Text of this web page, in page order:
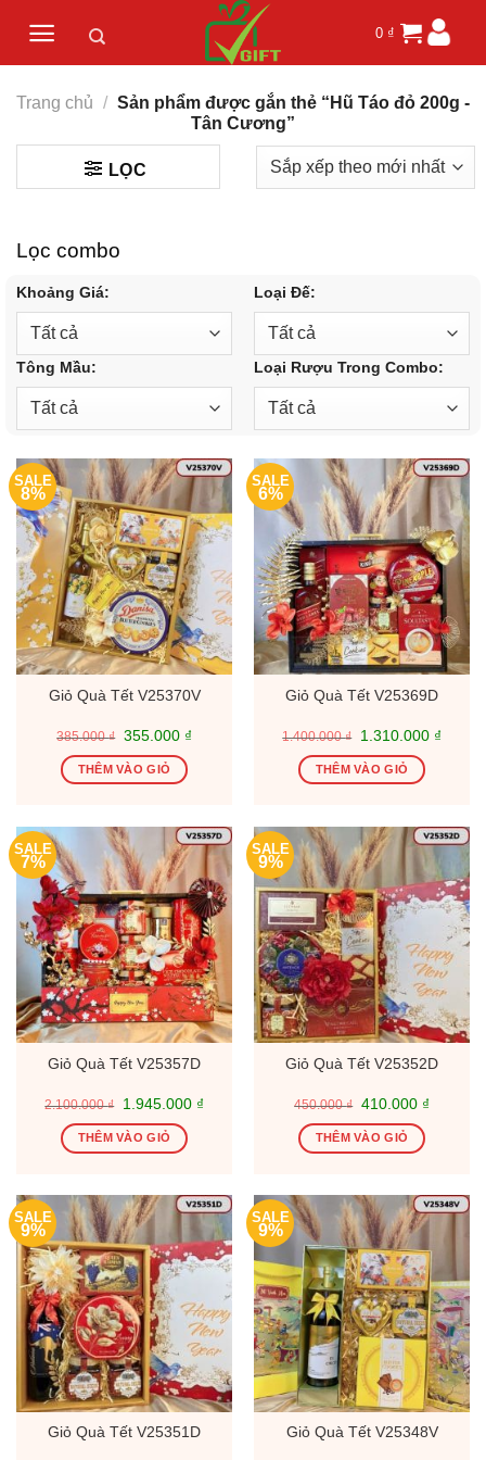
content
0 ₫
Trang chủ / Sản phẩm được gắn thẻ “Hũ Táo đỏ 200g -
Tân Cương”
LỌC
Lọc combo
Khoảng Giá: Loại Đế:
Tông Mầu: Loại Rượu Trong Combo:
SALE
8%
Giỏ Quà Tết V25370V
385.000₫
Giá
là:
385.000 ₫.
355.000 ₫Giá
THÊM VÀO GIỎ
SALE
6%
Giỏ Quà Tết V25369D
1.400.000₫
Giá
là:
1.400.000 ₫.
1.310.000 ₫Giá
THÊM VÀO GIỎ
SALE
7%
Giỏ Quà Tết V25357D
2.100.000₫
Giá
là:
2.100.000 ₫.
1.945.000 ₫Giá
THÊM VÀO GIỎ
SALE
9%
Giỏ Quà Tết V25352D
450.000₫
Giá
là:
450.000 ₫.
410.000 ₫Giá
THÊM VÀO GIỎ
SALE
9%
Giỏ Quà Tết V25351D
SALE
9%
Giỏ Quà Tết V25348V